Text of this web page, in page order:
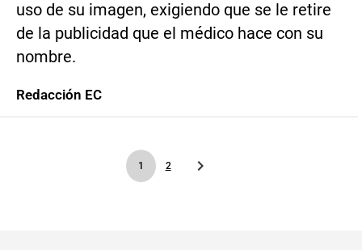
uso de su imagen, exigiendo que se le retire
de la publicidad que el médico hace con su
nombre.
Redacción EC
1 2